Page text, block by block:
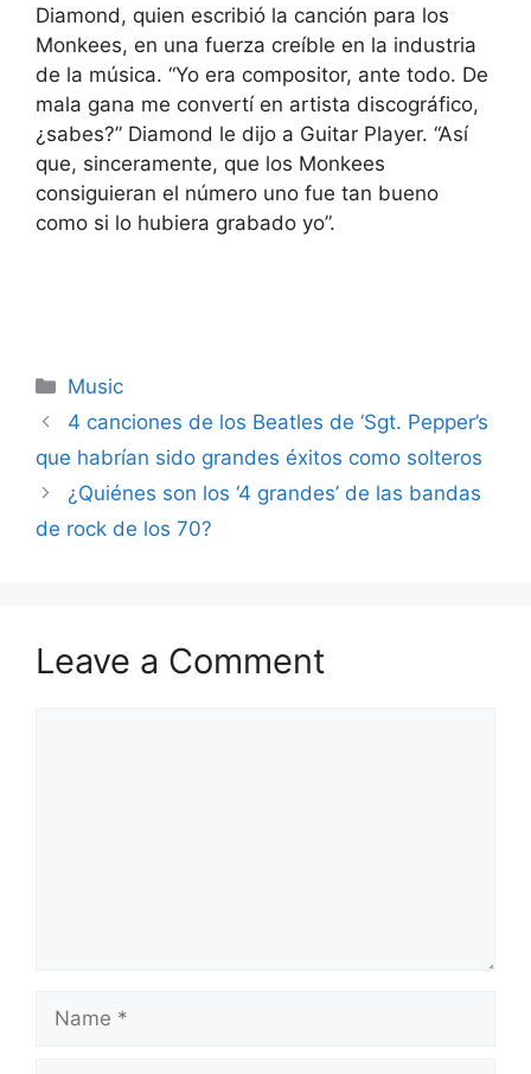
Diamond, quien escribió la canción para los
Monkees, en una fuerza creíble en la industria
de la música. “Yo era compositor, ante todo. De
mala gana me convertí en artista discográfico,
¿sabes?” Diamond le dijo a Guitar Player. “Así
que, sinceramente, que los Monkees
consiguieran el número uno fue tan bueno
como si lo hubiera grabado yo”.
Categories
Music
4 canciones de los Beatles de ‘Sgt. Pepper’s
que habrían sido grandes éxitos como solteros
¿Quiénes son los ‘4 grandes’ de las bandas
de rock de los 70?
Leave a Comment